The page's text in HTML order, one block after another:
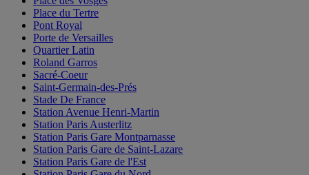
Place du Tertre
Pont Royal
Porte de Versailles
Quartier Latin
Roland Garros
Sacré-Coeur
Saint-Germain-des-Prés
Stade De France
Station Avenue Henri-Martin
Station Paris Austerlitz
Station Paris Gare Montparnasse
Station Paris Gare de Saint-Lazare
Station Paris Gare de l'Est